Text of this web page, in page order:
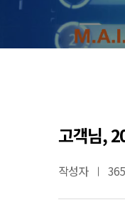
고객님,
작성자